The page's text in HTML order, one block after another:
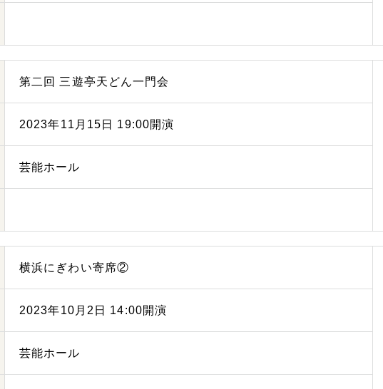
第二回 三遊亭天どん一門会
2023年11月15日 19:00開演
芸能ホール
横浜にぎわい寄席②
2023年10月2日 14:00開演
芸能ホール